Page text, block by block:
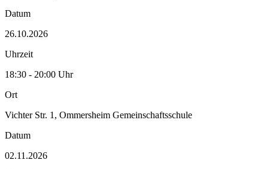
Datum
26.10.2026
Uhrzeit
18:30 - 20:00 Uhr
Ort
Vichter Str. 1, Ommersheim Gemeinschaftsschule
Datum
02.11.2026